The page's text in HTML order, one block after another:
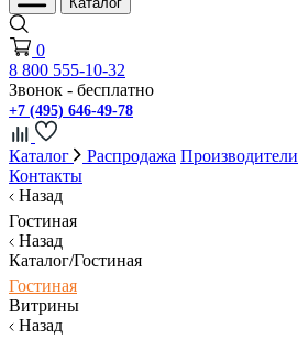
0
8 800 555-10-32
Звонок - бесплатно
+7 (495) 646-49-78
Каталог Распродажа Производители
Контакты
Назад
Гостиная
Назад
Каталог/Гостиная
Гостиная
Витрины
Назад